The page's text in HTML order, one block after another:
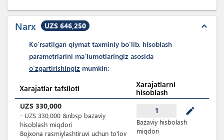
Narx UZS 646,250 expand_less
Ko'rsatilgan qiymat taxminiy bo'lib, hisoblash
parametrlarini ma'lumotlaringiz asosida
o'zgartirishingiz mumkin:
Xarajatlar tafsiloti
Xarajatlarni
hisoblash
UZS 330,000
- UZS 330,000 &nbsp bazaviy
hisoblash miqdori
Bojxona rasmiylashtiruvi uchun to'lov
1 mode_edit
Bazaviy hisbolash
miqdori